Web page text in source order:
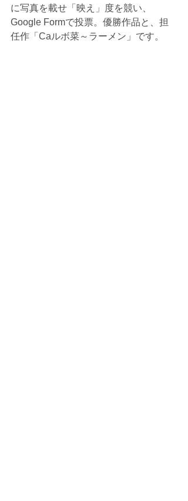
に写真を載せ「映え」度を競い、
Google Formで投票。優勝作品と、担
任作「Caルボ菜～ラーメン」です。